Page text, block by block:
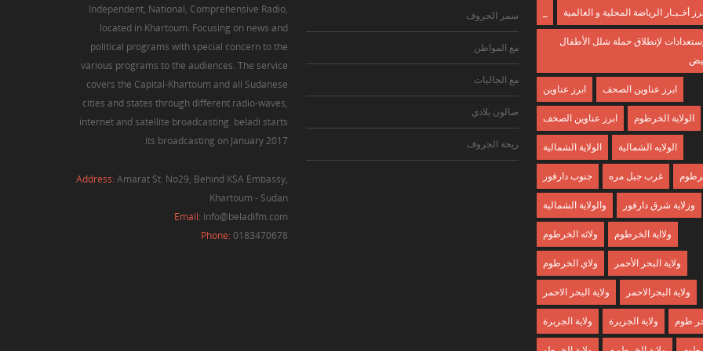
Independent, National, Comprehensive Radio,
located in Khartoum. Focusing on news and
political programs with special concern to the
various programs to the audiences. The service
covers the Capital-Khartoum and all Sudanese
cities and states through different radio-waves,
internet and satellite broadcasting. beladi starts
its broadcasting on January 2017.
Address:Amarat St. No29, Behind KSA Embassy,
Khartoum - Sudan
Email: info@beladifm.com
Phone:0183470678
سمر الحروف
مع المواطن
مع الجاليات
صالون بلادي
ريحة الجروف
أخـبـار الرياضة المحلية و العالمية
لإنطلاق حملة شلل الأطفال
ابرز عناوين ابرز عناوين الصحف
ابرز عناوين الصخف الولاية الخرطوم
الولاية الشمالية الولايه الشمالية
جنوب دارفور غرب جبل مره
والولاية الشمالية وزلاية شرق دارفور
ولائه الخرطوم ولااية الخرطوم
ولاي الخرطوم ولاية البحر الأحمر
ولاية البحر الاحمر ولاية البحرالاحمر
ولاية الجزبرة ولاية الجزيرة طوم